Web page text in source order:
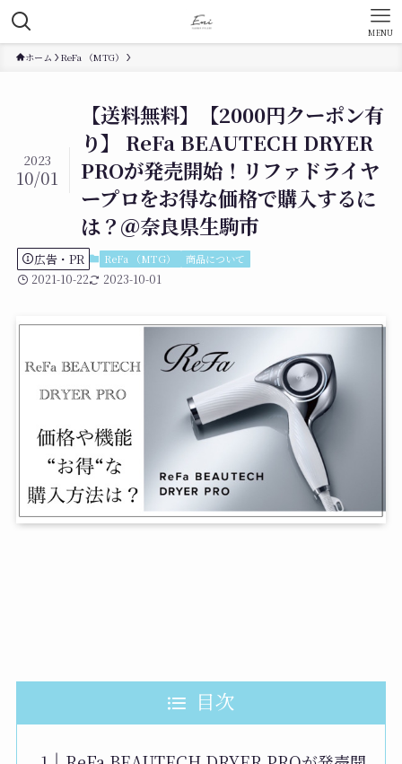
MENU
ホーム ReFa （MTG）
【送料無料】【2000円クーポン有
り】 ReFa BEAUTECH DRYER
PROが発売開始！リファドライヤ
ープロをお得な価格で購入するに
は？＠奈良県生駒市
2023
10/01
広告・PR ReFa （MTG） 商品について
2021-10-22 2023-10-01
目次